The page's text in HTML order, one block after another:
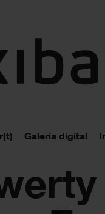
Galería digital